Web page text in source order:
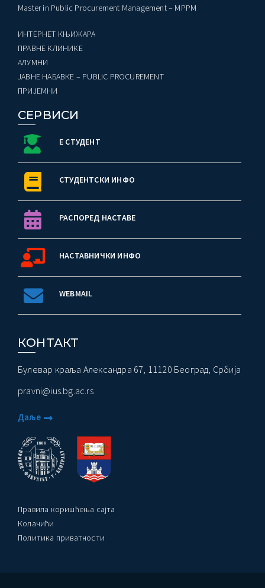
Master in Public Procurement Management – MPPM
ИНТЕРНЕТ КЊИЖАРА
ПРАВНЕ КЛИНИКЕ
AЛУМНИ
ЈАВНЕ НАБАВКЕ – PUBLIC PROCUREMENT
ПРИЈЕМНИ
СЕРВИСИ
Е СТУДЕНТ
СТУДЕНТСКИ ИНФО
РАСПОРЕД НАСТАВЕ
НАСТАВНИЧКИ ИНФО
WEBMAIL
КОНТАКТ
Булевар краља Александра 67, 11120 Београд, Србија
pravni@ius.bg.ac.rs
Даље
Правила коришћења сајта
Колачићи
Политика приватности